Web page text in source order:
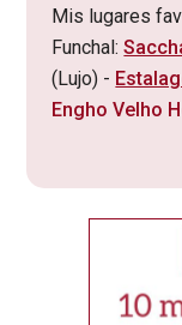
Mis lugares
Funchal:
(Lujo) -
Engho Velho